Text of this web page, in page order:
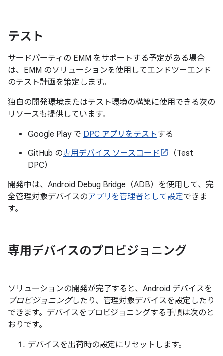
テスト
サードパーティの EMM をサポートする予定がある場合
は、EMM のソリューションを使用してエンドツーエンド
のテスト計画を策定します。
独自の開発環境またはテスト環境の構築に使用できる次の
リソースも提供しています。
Google Play で DPC アプリをテストする
GitHub の専用デバイス ソースコード
（Test
DPC）
開発中は、Android Debug Bridge（ADB）を使用して、完
全管理対象デバイスのアプリを管理者として設定できま
す。
専用デバイスのプロビジョニング
ソリューションの開発が完了すると、Android デバイスを
プロビジョニングしたり、管理対象デバイスを設定したり
できます。デバイスをプロビジョニングする手順は次のと
おりです。
デバイスを出荷時の設定にリセットします。